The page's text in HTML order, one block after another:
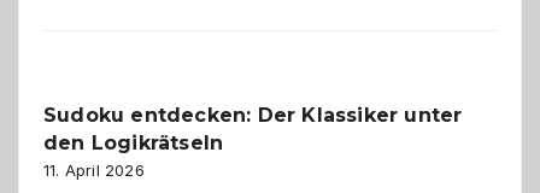
Sudoku entdecken: Der Klassiker unter
den Logikrätseln
11. April 2026